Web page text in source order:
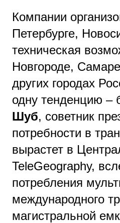
Компании
Петербурге,
техническая
Новгороде,
других городах
одну тенденцию –
Шуб, советник
потребности в
вырастет в
TeleGeography,
потребления
международного
магистральной